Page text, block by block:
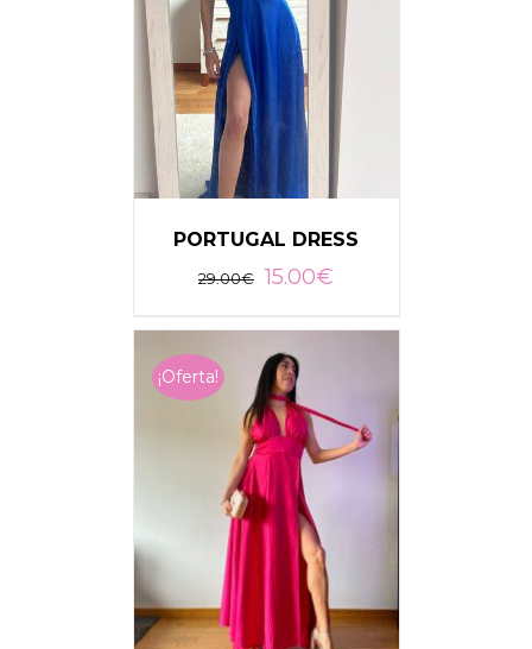
AÑADIR AL CARRITO
DETALLES
PORTUGAL DRESS
29.00€ 15.00€
¡Oferta!